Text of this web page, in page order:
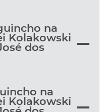
na
Kolakowski
dos
na
Kolakowski